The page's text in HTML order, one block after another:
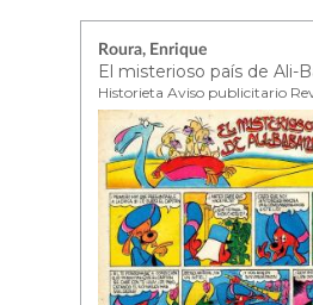
Roura, Enrique
Historieta Aviso publicitario